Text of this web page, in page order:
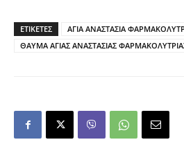
ΕΤΙΚΕΤΕΣ
ΑΓΙΑ ΑΝΑΣΤΑΣΙΑ
ΘΑΥΜΑ ΑΓΙΑΣ ΑΝΑΣΤΑΣΙΑΣ